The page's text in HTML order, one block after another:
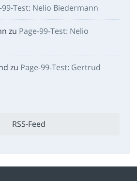
99-Test: Nelio Biedermann
zu Page-99-Test: Nelio
zu Page-99-Test: Gertrud
RSS-Feed